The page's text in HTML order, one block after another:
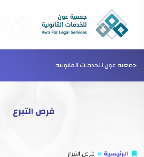
جمعية عون للخدمات القانونية
فرص التبرع
الرئيسية فرص التبرع